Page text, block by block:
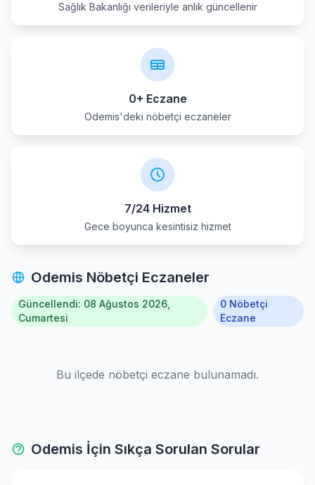
Kinik
Menderes
Seferihisar
Selcuk
Tire
Sağlık Bakanlığı verileriyle anlık güncellenir
0+ Eczane
Odemis'deki nöbetçi eczaneler
7/24 Hizmet
Gece boyunca kesintisiz hizmet
Odemis Nöbetçi Eczaneler
Güncellendi: 08 Ağustos 2026,
Cumartesi
0 Nöbetçi
Eczane
Bu ilçede nöbetçi eczane bulunamadı.
Odemis İçin Sıkça Sorulan Sorular